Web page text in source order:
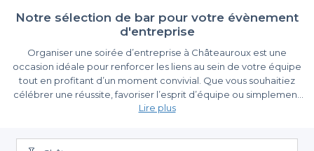
Notre sélection de bar pour votre évènement
d'entreprise
Organiser une soirée d’entreprise à Châteauroux est une
occasion idéale pour renforcer les liens au sein de votre équipe
tout en profitant d’un moment convivial. Que vous souhaitiez
célébrer une réussite, favoriser l’esprit d’équipe ou simplement
vous détendre après le travail, le choix du lieu est crucial. C’est ici
découvrir et réserver les meilleurs bars de cette belle ville.
Une facilité de réservation incomparable
Lire plus